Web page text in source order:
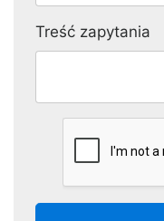
Treść zapytania